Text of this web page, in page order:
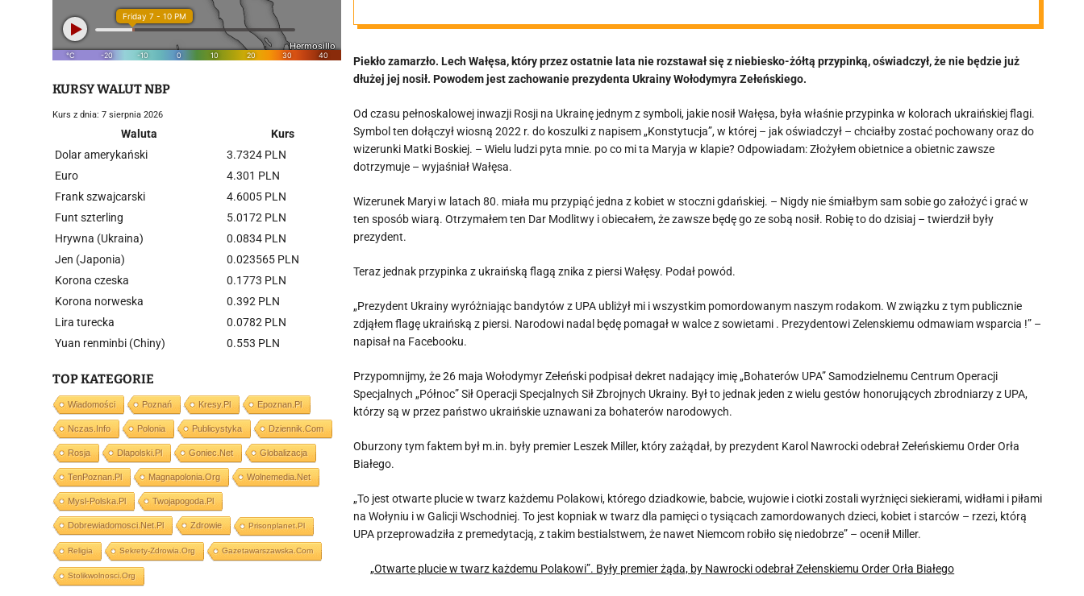
Piekło zamarzło. Lech Wałęsa, który przez ostatnie lata nie rozstawał się z niebiesko-żółtą przypinką, oświadczył, że nie będzie już
dłużej jej nosił. Powodem jest zachowanie prezydenta Ukrainy Wołodymyra Zełeńskiego.
Od czasu pełnoskalowej inwazji Rosji na Ukrainę jednym z symboli, jakie nosił Wałęsa, była właśnie przypinka w kolorach ukraińskiej flagi.
Symbol ten dołączył wiosną 2022 r. do koszulki z napisem „Konstytucja”, w której – jak oświadczył – chciałby zostać pochowany oraz do
wizerunki Matki Boskiej. – Wielu ludzi pyta mnie. po co mi ta Maryja w klapie? Odpowiadam: Złożyłem obietnice a obietnic zawsze
dotrzymuje – wyjaśniał Wałęsa.
Wizerunek Maryi w latach 80. miała mu przypiąć jedna z kobiet w stoczni gdańskiej. – Nigdy nie śmiałbym sam sobie go założyć i grać w
ten sposób wiarą. Otrzymałem ten Dar Modlitwy i obiecałem, że zawsze będę go ze sobą nosił. Robię to do dzisiaj – twierdził były
prezydent.
Teraz jednak przypinka z ukraińską flagą znika z piersi Wałęsy. Podał powód.
„Prezydent Ukrainy wyróżniając bandytów z UPA ubliżył mi i wszystkim pomordowanym naszym rodakom. W związku z tym publicznie
zdjąłem flagę ukraińską z piersi. Narodowi nadal będę pomagał w walce z sowietami . Prezydentowi Zelenskiemu odmawiam wsparcia !” –
napisał na Facebooku.
Przypomnijmy, że 26 maja Wołodymyr Zełeński podpisał dekret nadający imię „Bohaterów UPA” Samodzielnemu Centrum Operacji
Specjalnych „Północ” Sił Operacji Specjalnych Sił Zbrojnych Ukrainy. Był to jednak jeden z wielu gestów honorujących zbrodniarzy z UPA,
którzy są w przez państwo ukraińskie uznawani za bohaterów narodowych.
Oburzony tym faktem był m.in. były premier Leszek Miller, który zażądał, by prezydent Karol Nawrocki odebrał Zełeńskiemu Order Orła
Białego.
„To jest otwarte plucie w twarz każdemu Polakowi, którego dziadkowie, babcie, wujowie i ciotki zostali wyrżnięci siekierami, widłami i piłami
na Wołyniu i w Galicji Wschodniej. To jest kopniak w twarz dla pamięci o tysiącach zamordowanych dzieci, kobiet i starców – rzezi, którą
UPA przeprowadziła z premedytacją, z takim bestialstwem, że nawet Niemcom robiło się niedobrze” – ocenił Miller.
„Otwarte plucie w twarz każdemu Polakowi”. Były premier żąda, by Nawrocki odebrał Zełenskiemu Order Orła Białego
KURSY WALUT NBP
Kurs z dnia: 7 sierpnia 2026
Waluta
Kurs
Dolar amerykański
3.7324 PLN
Euro
4.301 PLN
Frank szwajcarski
4.6005 PLN
Funt szterling
5.0172 PLN
Hrywna (Ukraina)
0.0834 PLN
Jen (Japonia)
0.023565 PLN
Korona czeska
0.1773 PLN
Korona norweska
0.392 PLN
Lira turecka
0.0782 PLN
Yuan renminbi (Chiny)
0.553 PLN
TOP KATEGORIE
Wiadomości Poznań Kresy.pl Epoznan.pl
Nczas.info Polonia Publicystyka Dziennik.com
Rosja Dlapolski.pl Goniec.net Globalizacja
TenPoznan.pl Magnapolonia.org Wolnemedia.net
Mysl-Polska.pl Twojapogoda.pl
Dobrewiadomosci.net.pl Zdrowie Prisonplanet.pl
Religia Sekrety-Zdrowia.org Gazetawarszawska.com
Stolikwolnosci.org